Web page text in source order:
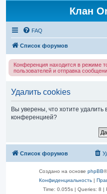
Клан
FAQ
Список форумов
Конференция находится в режиме
пользователей и отправка
Удалить cookies
Вы уверены, что хотите
конференцией?
Список форумов
Создано на основе phpBB
Конфиденциальность|
Time: 0.055s| Queries: 8 |